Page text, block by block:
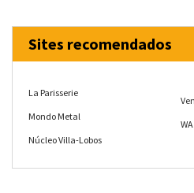
Sites recomendados
La Parisserie
Mondo Metal
Núcleo Villa-Lobos